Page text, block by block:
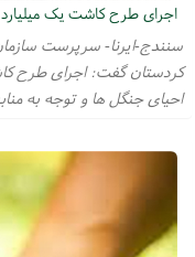
اجرای طرح کاشت یک
سنندج-ایرنا- سرپرست
کردستان گفت: اجرای طرح
احیای جنگل ها و توجه به